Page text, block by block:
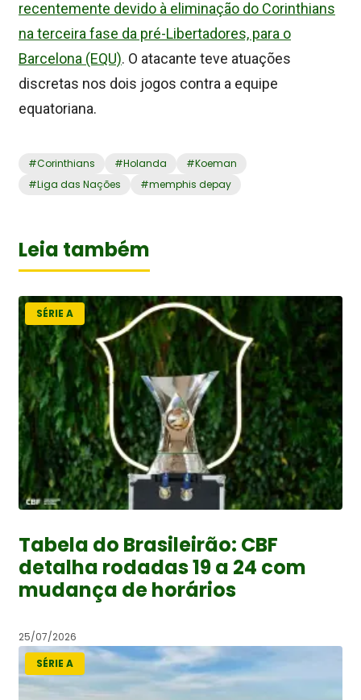
recentemente devido à eliminação do Corinthians
na terceira fase da pré-Libertadores, para o
Barcelona (EQU). O atacante teve atuações
discretas nos dois jogos contra a equipe
equatoriana.
#Corinthians #Holanda #Koeman
#Liga das Nações #memphis depay
Leia também
SÉRIE A
Tabela do Brasileirão: CBF
detalha rodadas 19 a 24 com
mudança de horários
25/07/2026
SÉRIE A